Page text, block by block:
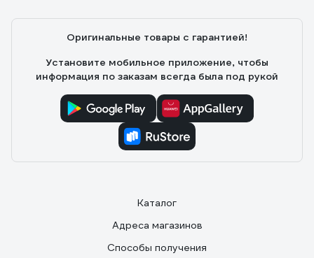
Оригинальные товары с гарантией!
Установите мобильное приложение, чтобы
информация по заказам всегда была под рукой
Каталог
Адреса магазинов
Способы получения